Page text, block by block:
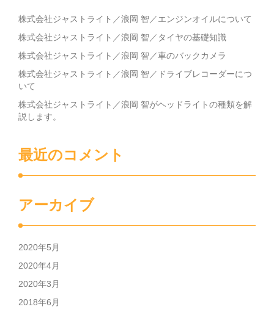
株式会社ジャストライト／浪岡 智／エンジンオイルについて
株式会社ジャストライト／浪岡 智／タイヤの基礎知識
株式会社ジャストライト／浪岡 智／車のバックカメラ
株式会社ジャストライト／浪岡 智／ドライブレコーダーにつ
いて
株式会社ジャストライト／浪岡 智がヘッドライトの種類を解
説します。
最近のコメント
アーカイブ
2020年5月
2020年4月
2020年3月
2018年6月